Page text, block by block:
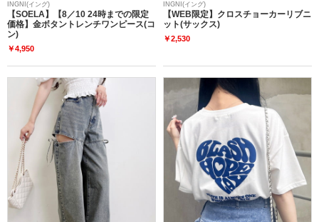
INGNI(イング)
【SOELA】【8／10 24時までの限定
価格】金ボタントレンチワンピース(コ
ン)
￥4,950
INGNI(イング)
【WEB限定】クロスチョーカーリブニ
ット(サックス)
￥2,530